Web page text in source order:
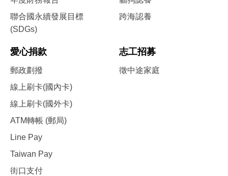
聯合國永續發展目標
(SDGs)
跨海認養
愛心捐款
郵政劃撥
線上刷卡(國內卡)
線上刷卡(國外卡)
ATM轉帳 (郵局)
Line Pay
Taiwan Pay
街口支付
志工招募
徵中途家庭